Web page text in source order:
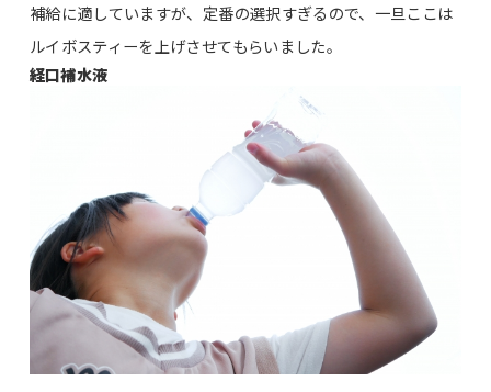
補給に適していますが、定番の選択すぎるので、一旦ここは
ルイボスティーを上げさせてもらいました。
経口補水液